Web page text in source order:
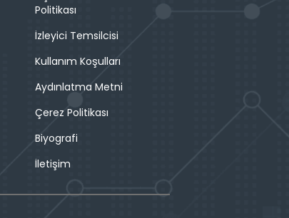
Politikası
İzleyici Temsilcisi
Kullanım Koşulları
Aydınlatma Metni
Çerez Politikası
Biyografi
İletişim